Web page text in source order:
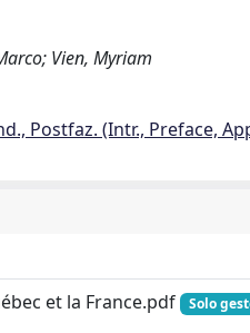
Vien, Myriam
Postfaz. (Intr., Preface,
et la France.pdf
Solo